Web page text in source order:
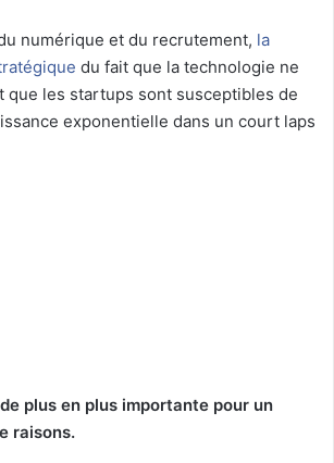
numérique et du recrutement, la
du fait que la technologie ne
que les startups sont susceptibles de
exponentielle dans un court laps
plus en plus importante pour un
raisons.